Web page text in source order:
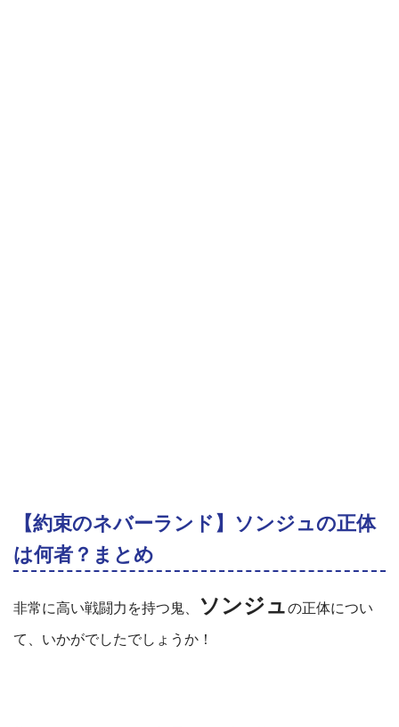
【約束のネバーランド】ソンジュの正体
は何者？まとめ
非常に高い戦闘力を持つ鬼、 ソンジュの正体につい
て、いかがでしたでしょうか！